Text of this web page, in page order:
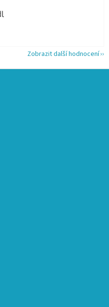
je 5 z 5 hvězdiček.
Zobrazit další hodnocení